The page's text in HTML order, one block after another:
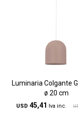
Luminaria Colgante
ø 20 cm
USD 45,41